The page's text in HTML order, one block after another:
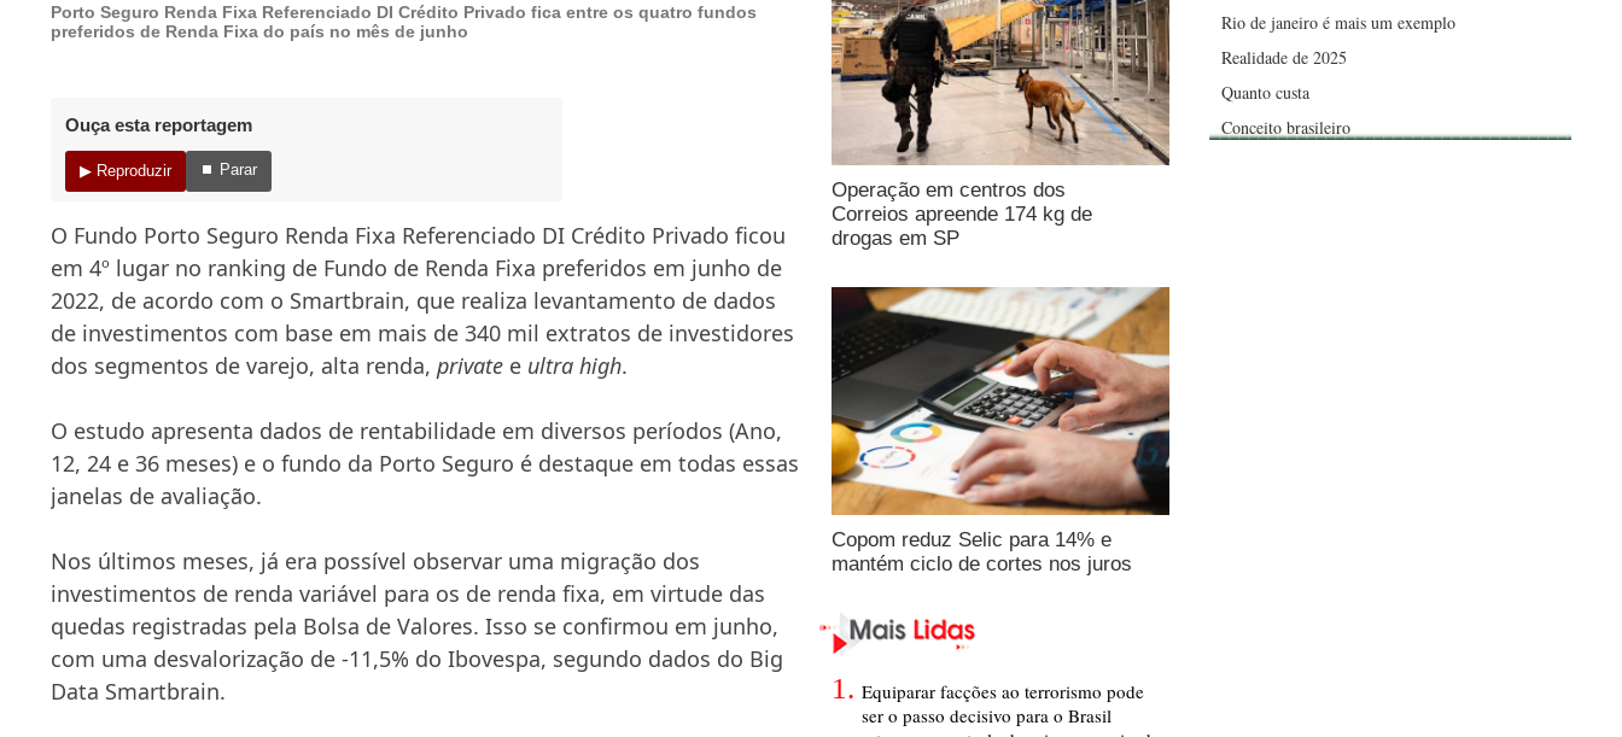
Porto Seguro Renda Fixa Referenciado DI Crédito Privado fica entre os quatro fundos
preferidos de Renda Fixa do país no mês de junho
Ouça esta reportagem
▶ Reproduzir ⏹ Parar
O Fundo Porto Seguro Renda Fixa Referenciado DI Crédito Privado ficou
em 4º lugar no ranking de Fundo de Renda Fixa preferidos em junho de
2022, de acordo com o Smartbrain, que realiza levantamento de dados
de investimentos com base em mais de 340 mil extratos de investidores
dos segmentos de varejo, alta renda, private e ultra high.
O estudo apresenta dados de rentabilidade em diversos períodos (Ano,
12, 24 e 36 meses) e o fundo da Porto Seguro é destaque em todas essas
janelas de avaliação.
Nos últimos meses, já era possível observar uma migração dos
investimentos de renda variável para os de renda fixa, em virtude das
quedas registradas pela Bolsa de Valores. Isso se confirmou em junho,
com uma desvalorização de -11,5% do Ibovespa, segundo dados do Big
Data Smartbrain.
Operação em centros dos
Correios apreende 174 kg de
drogas em SP
Copom reduz Selic para 14% e
mantém ciclo de cortes nos juros
Equiparar facções ao terrorismo pode
ser o passo decisivo para o Brasil
Rio de janeiro é mais um exemplo
Realidade de 2025
Quanto custa
Conceito brasileiro